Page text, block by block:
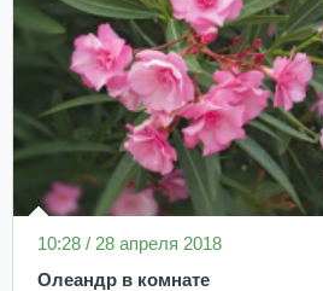
10:28 / 28 апреля 2018
Олеандр в комнате